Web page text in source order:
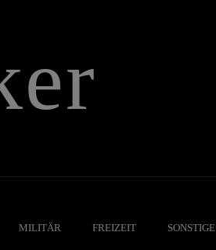
MILITÄR FREIZEIT SONSTIGE